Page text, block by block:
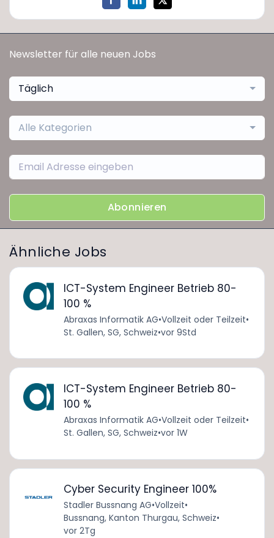
Newsletter für alle neuen Jobs
Täglich
Alle Kategorien
Abonnieren
Ähnliche Jobs
ICT-System Engineer Betrieb 80-
100 %
Abraxas Informatik AG•Vollzeit oder Teilzeit•
St. Gallen, SG, Schweiz•vor 9Std
ICT-System Engineer Betrieb 80-
100 %
Abraxas Informatik AG•Vollzeit oder Teilzeit•
St. Gallen, SG, Schweiz•vor 1W
Cyber Security Engineer 100%
Stadler Bussnang AG•Vollzeit•
Bussnang, Kanton Thurgau, Schweiz•
vor 2Tg